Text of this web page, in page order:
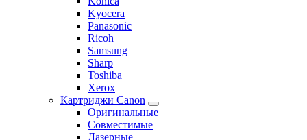
Kyocera
Panasonic
Ricoh
Samsung
Sharp
Toshiba
Xerox
Картриджи Canon
Оригинальные
Совместимые
Лазерные